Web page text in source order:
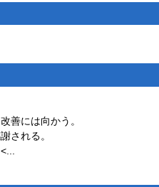
善には向かう。
される。
...